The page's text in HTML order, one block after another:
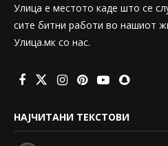
Улица е местото каде што се
сите битни работи во нашиот
Улица.мк со нас.
НАЈЧИТАНИ ТЕКСТОВИ